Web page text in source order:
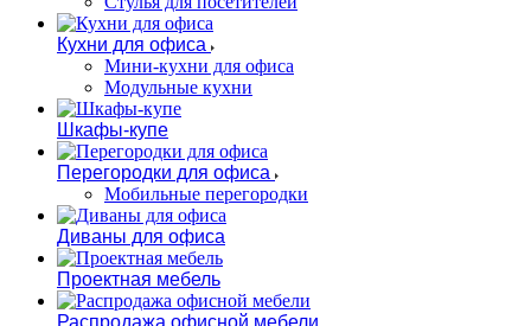
Кухни для офиса
Мини-кухни для офиса
Модульные кухни
Шкафы-купе
Перегородки для офиса
Мобильные перегородки
Диваны для офиса
Проектная мебель
Распродажа офисной мебели